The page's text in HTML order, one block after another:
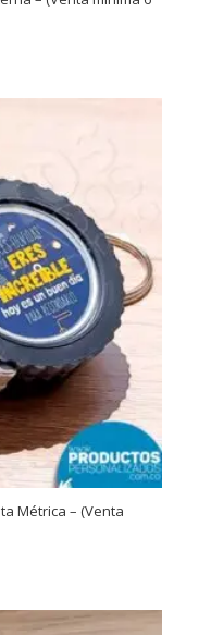
Métrica – (Venta